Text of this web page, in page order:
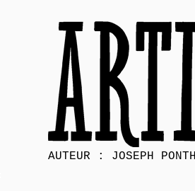
AUTEUR : JOSEPH